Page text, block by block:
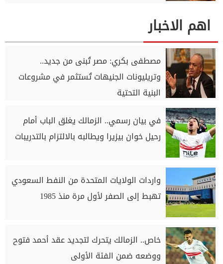
اهم الاخبار
مصطفى بكري: مصر تُبنى من جديد..
وتريليونات الجنيهات تُستثمر في مشروعات
البنية التحتية
في بيان رسمي.. الزمالك يغلق الباب أمام
رحيل خوان بيزيرا ويطالبه بالالتزام بالتدريبات
واردات الولايات المتحدة من النفط السعودي
تهبط إلى الصفر لأول مرة منذ 1985
خاص.. الزمالك يتحرك لتجديد عقد أحمد فتوح
ووضعه ضمن الفئة الأولى